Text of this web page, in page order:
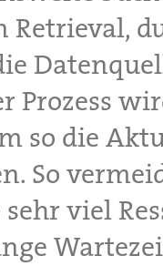
Prozess
so die
So
viel